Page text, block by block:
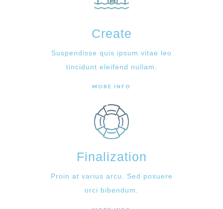
Create
Suspendisse quis ipsum vitae leo
tincidunt eleifend nullam.
MORE INFO
Finalization
Proin at varius arcu. Sed posuere
orci bibendum.